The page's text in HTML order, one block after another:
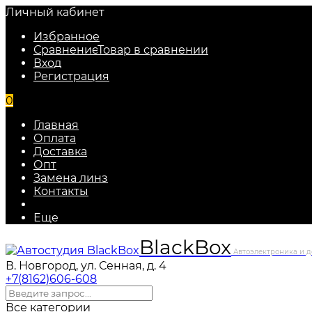
Личный кабинет
Избранное
СравнениеТовар в сравнении
Вход
Регистрация
0
Главная
Оплата
Доставка
Опт
Замена линз
Контакты
Еще
BlackBox Автоэлектроника и
В. Новгород, ул. Сенная, д. 4
+7(8162)606-608
Все категории